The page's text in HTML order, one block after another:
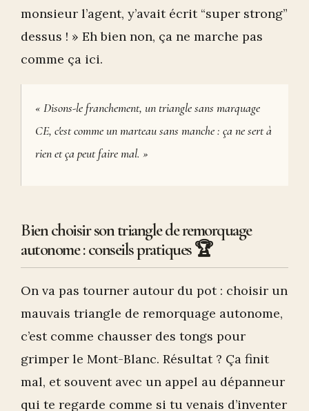
monsieur l’agent, y’avait écrit “super strong”
dessus ! » Eh bien non, ça ne marche pas
comme ça ici.
« Disons-le franchement, un triangle sans marquage
CE, c'est comme un marteau sans manche : ça ne sert à
rien et ça peut faire mal. »
Bien choisir son triangle de remorquage
autonome : conseils pratiques 🏆
On va pas tourner autour du pot : choisir un
mauvais triangle de remorquage autonome,
c’est comme chausser des tongs pour
grimper le Mont-Blanc. Résultat ? Ça finit
mal, et souvent avec un appel au dépanneur
qui te regarde comme si tu venais d’inventer